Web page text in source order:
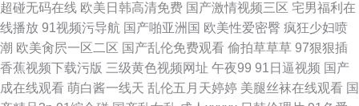
超碰无码在线 欧美日韩高清免费 国产激情视频三区 宅男福利在
线播放 91视频污导航 国产啪亚洲国 欧美性爱密臀 疯狂少妇喷
潮 欧美肏屄一区二区 国产乱伦免费观看 偷拍草草草 97狠狠插
香蕉视频下载污版 三级黄色视频网址 午夜99 91日逼视频 国产
成在线观看 萌白酱一线天 乱伦五月天婷婷 美腿丝袜在线观看 国